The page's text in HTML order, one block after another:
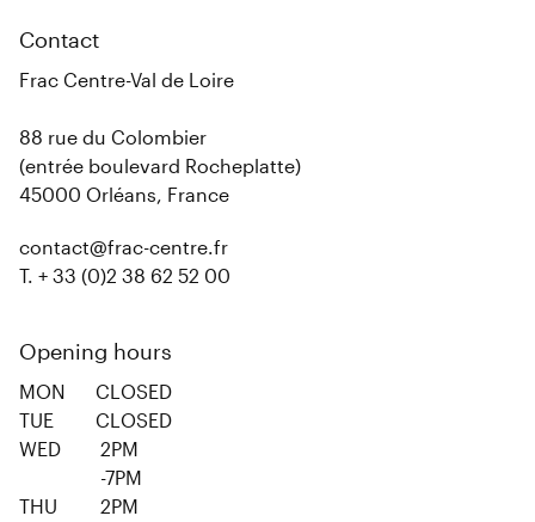
Contact
Frac Centre-Val de Loire
88 rue du Colombier
(entrée boulevard Rocheplatte)
45000 Orléans, France
contact@frac-centre.fr
T. + 33 (0)2 38 62 52 00
Opening hours
MON
CLOSED
TUE
CLOSED
WED
2PM
-7PM
THU
2PM